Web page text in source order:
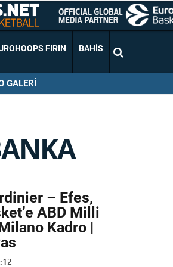
FIRIN BAHIS
GALERI
– Efes,
ABD Milli
Kadro |